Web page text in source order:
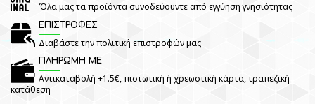
Όλα μας τα προϊόντα συνοδεύουντε από εγγύηση γνησιότητας
ΕΠΙΣΤΡΟΦΕΣ
Διαβάστε την πολιτική επιστροφών μας
ΠΛΗΡΩΜΗ ΜΕ
Αντικαταβολή +1.5€, πιστωτική ή χρεωστική κάρτα, τραπεζική
κατάθεση